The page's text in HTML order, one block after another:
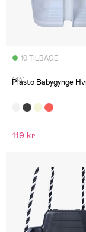
10 TILBAGE
(33)
Plasto Babygynge
119 kr